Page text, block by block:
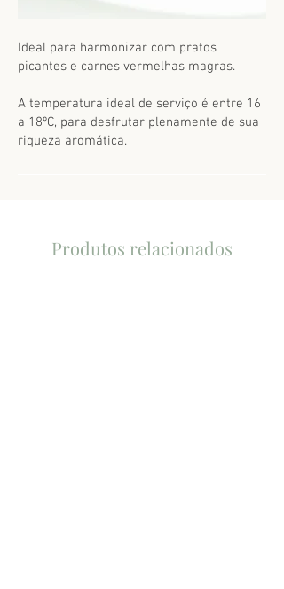
Ideal para harmonizar com pratos
picantes e carnes vermelhas magras.
A temperatura ideal de serviço é entre 16
a 18ºC, para desfrutar plenamente de sua
riqueza aromática.
Produtos relacionados